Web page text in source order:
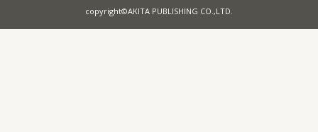
copyright©AKITA PUBLISHING CO.,LTD.